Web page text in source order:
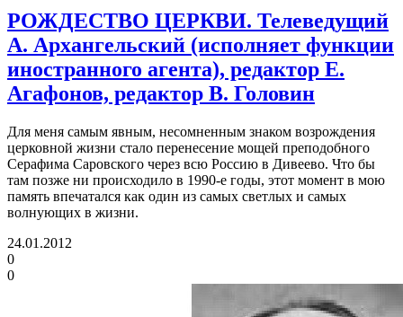
РОЖДЕСТВО ЦЕРКВИ. Телеведущий
А. Архангельский (исполняет функции
иностранного агента), редактор Е.
Агафонов, редактор В. Головин
Для меня самым явным, несомненным знаком возрождения
церковной жизни стало перенесение мощей преподобного
Серафима Саровского через всю Россию в Дивеево. Что бы
там позже ни происходило в 1990-е годы, этот момент в мою
память впечатался как один из самых светлых и самых
волнующих в жизни.
24.01.2012
0
0